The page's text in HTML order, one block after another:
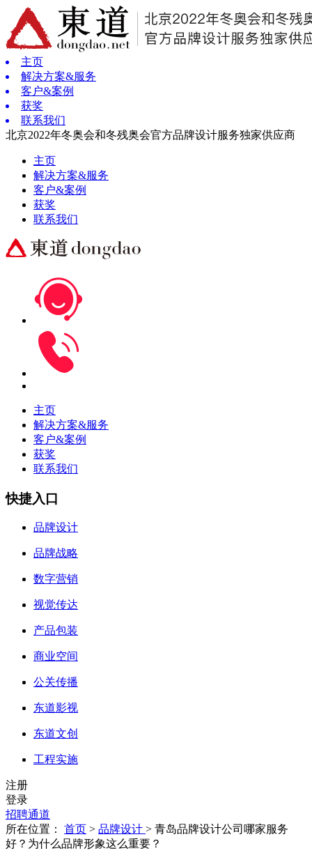
主页
解决方案&服务
客户&案例
获奖
联系我们
北京2022年冬奥会和冬残奥会官方品牌设计服务独家供应商
主页
解决方案&服务
客户&案例
获奖
联系我们
主页
解决方案&服务
客户&案例
获奖
联系我们
快捷入口
品牌设计
品牌战略
数字营销
视觉传达
产品包装
商业空间
公关传播
东道影视
东道文创
工程实施
注册
登录
招聘通道
所在位置： 首页 > 品牌设计 > 青岛品牌设计公司哪家服务
好？为什么品牌形象这么重要？